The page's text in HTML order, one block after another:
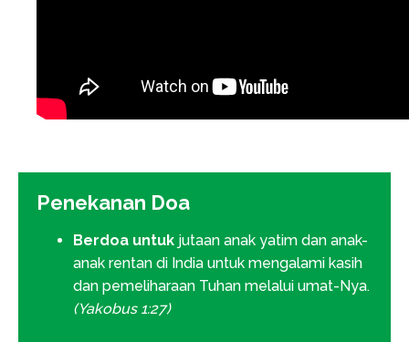
Penekanan Doa
Berdoa untuk jutaan anak yatim dan anak-
anak rentan di India untuk mengalami kasih
dan pemeliharaan Tuhan melalui umat-Nya.
(Yakobus 1:27)